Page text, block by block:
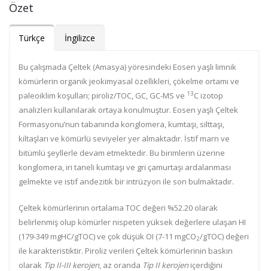
Özet
Türkçe İngilizce
Bu çalışmada Çeltek (Amasya) yöresindeki Eosen yaşlı limnik
kömürlerin organik jeokimyasal özellikleri, çökelme ortamı ve
paleoiklim koşulları; piroliz/TOC, GC, GC-MS ve 13C izotop
analizleri kullanılarak ortaya konulmuştur. Eosen yaşlı Çeltek
Formasyonu’nun tabanında konglomera, kumtaşı, silttaşı,
kiltaşları ve kömürlü seviyeler yer almaktadır. İstif marn ve
bitümlü şeyllerle devam etmektedir. Bu birimlerin üzerine
konglomera, iri taneli kumtaşı ve gri çamurtaşı ardalanması
gelmekte ve istif andezitik bir intrüzyon ile son bulmaktadır.
Çeltek kömürlerinin ortalama TOC değeri %52.20 olarak
belirlenmiş olup kömürler nispeten yüksek değerlere ulaşan HI
(179-349 mgHC/gTOC) ve çok düşük OI (7-11 mgCO2/gTOC) değeri
ile karakteristiktir. Piroliz verileri Çeltek kömürlerinin baskın
olarak Tip II-III kerojen, az oranda Tip II kerojen içerdiğini